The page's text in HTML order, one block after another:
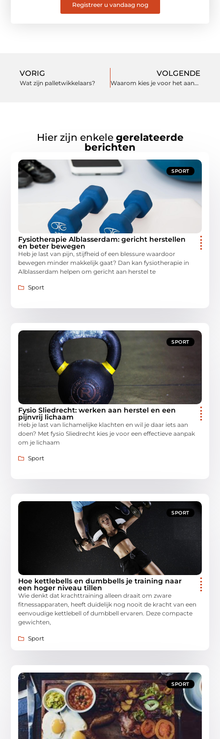
Registreer u vandaag nog
VORIG
Wat zijn palletwikkelaars?
VOLGENDE
Waarom kies je voor het aanpasbare matras van Matt Sleeps?
Hier zijn enkele gerelateerde
berichten
SPORT
Fysiotherapie Alblasserdam: gericht herstellen
en beter bewegen
Heb je last van pijn, stijfheid of een blessure waardoor
bewegen minder makkelijk gaat? Dan kan fysiotherapie in
Alblasserdam helpen om gericht aan herstel te
Sport
SPORT
Fysio Sliedrecht: werken aan herstel en een
pijnvrij lichaam
Heb je last van lichamelijke klachten en wil je daar iets aan
doen? Met fysio Sliedrecht kies je voor een effectieve aanpak
om je lichaam
Sport
SPORT
Hoe kettlebells en dumbbells je training naar
een hoger niveau tillen
Wie denkt dat krachttraining alleen draait om zware
fitnessapparaten, heeft duidelijk nog nooit de kracht van een
eenvoudige kettlebell of dumbbell ervaren. Deze compacte
gewichten,
Sport
SPORT